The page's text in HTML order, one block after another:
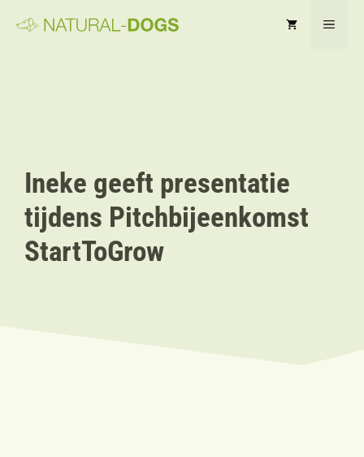
naar
Ineke geeft presentatie
tijdens Pitchbijeenkomst
StartToGrow